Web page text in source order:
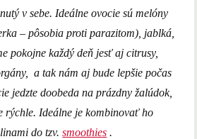
v sebe. Ideálne ovocie sú melóny
– pôsobia proti parazitom), jablká,
pokojne každý deň jesť aj citrusy,
a tak nám aj bude lepšie počas
jedzte doobeda na prázdny žalúdok,
rýchle. Ideálne je kombinovať ho
do tzv.smoothies .